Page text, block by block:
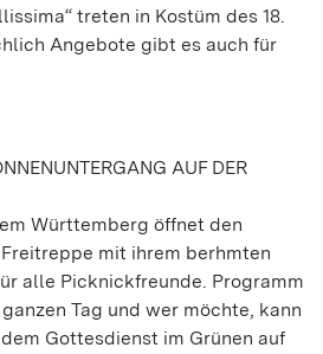
treten in Kostüm des 18.
Angebote gibt es auch für
AUF DER
Württemberg öffnet den
mit ihrem berhmten
alle Picknickfreunde. Programm
Tag und wer möchte, kann
Gottesdienst im Grünen auf